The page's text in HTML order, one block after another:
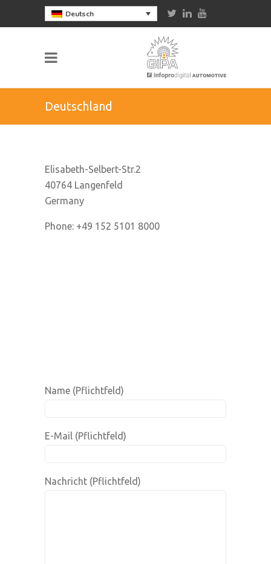
Deutsch
Deutschland
Elisabeth-Selbert-Str.2
40764 Langenfeld
Germany
Phone: +49 152 5101 8000
Name (Pflichtfeld)
E-Mail (Pflichtfeld)
Nachricht (Pflichtfeld)